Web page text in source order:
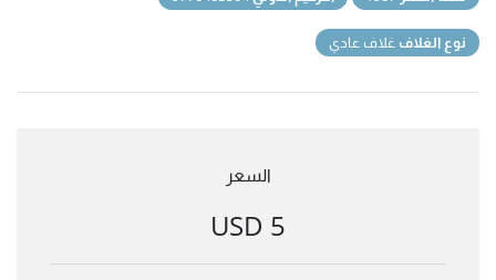
نوع الغلاف غلاف عادي
السعر
5 USD